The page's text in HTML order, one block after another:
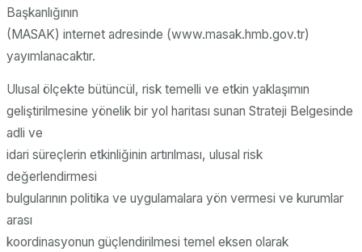
Başkanlığının
(MASAK) internet adresinde (www.masak.hmb.gov.tr)
yayımlanacaktır.
Ulusal ölçekte bütüncül, risk temelli ve etkin yaklaşımın
geliştirilmesine yönelik bir yol haritası sunan Strateji Belgesinde
adli ve
idari süreçlerin etkinliğinin artırılması, ulusal risk
değerlendirmesi
bulgularının politika ve uygulamalara yön vermesi ve kurumlar
arası
koordinasyonun güçlendirilmesi temel eksen olarak